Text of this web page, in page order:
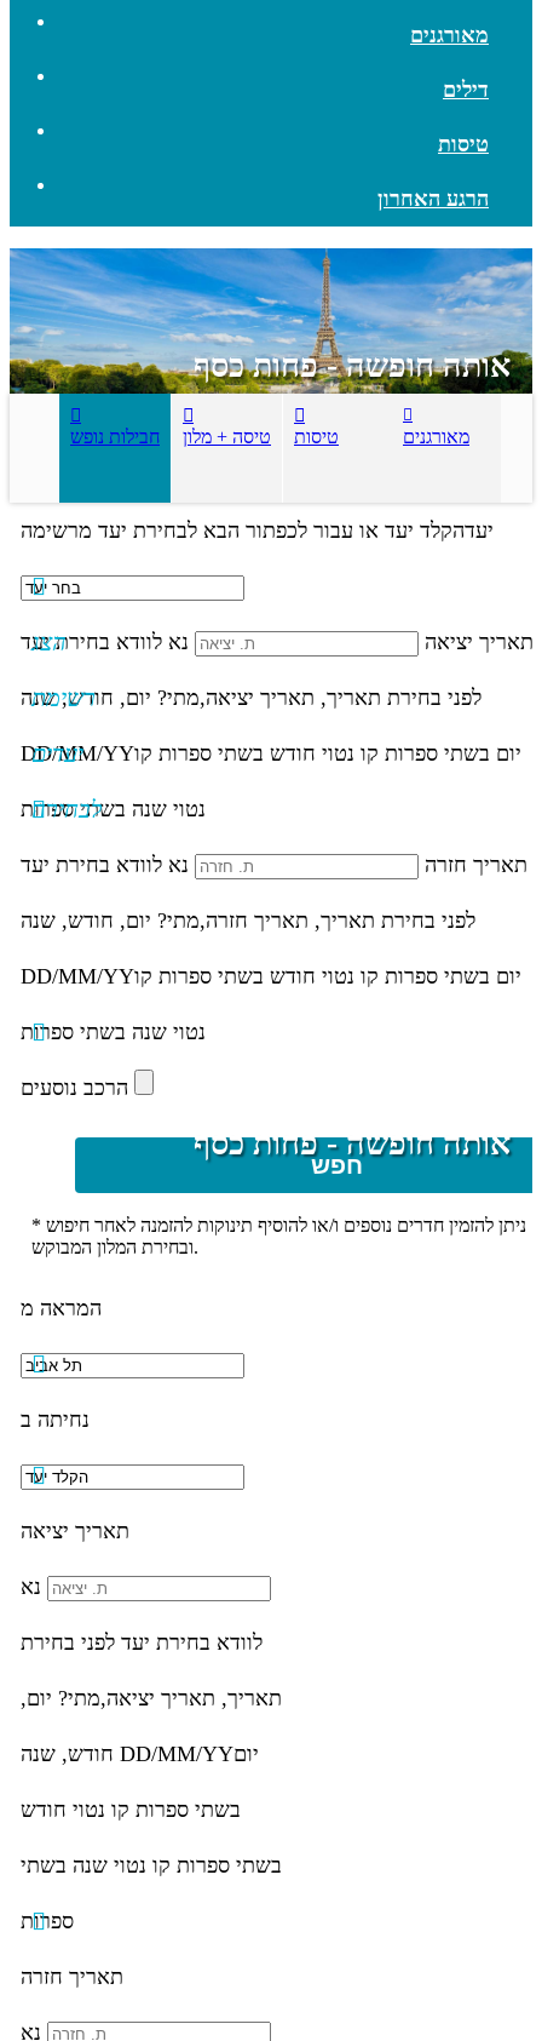
מאורגנים
דילים
טיסות
הרגע האחרון
חבילות נופש טיסה + מלון טיסות מאורגנים
אותה חופשה - פחות כסף
יעדהקלד יעד או עבור לכפתור הבא לבחירת יעד מרשימה
הצג
רשימת
יעדים
לבחירה
תאריך יציאה נא לוודא בחירת יעד
לפני בחירת תאריך, תאריך יציאה,מתי? יום, חודש, שנה
DD/MM/YYיום בשתי ספרות קו נטוי חודש בשתי ספרות קו
נטוי שנה בשתי ספרות
תאריך חזרה נא לוודא בחירת יעד
לפני בחירת תאריך, תאריך חזרה,מתי? יום, חודש, שנה
DD/MM/YYיום בשתי ספרות קו נטוי חודש בשתי ספרות קו
נטוי שנה בשתי ספרות
הרכב נוסעים
חפש
* ניתן להזמין חדרים נוספים ו/או להוסיף תינוקות להזמנה לאחר חיפוש
ובחירת המלון המבוקש.
אותה חופשה - פחות כסף
המראה מ
נחיתה ב
תאריך יציאה
נא
לוודא בחירת יעד לפני בחירת
תאריך, תאריך יציאה,מתי? יום,
DD/MM/YYיום
בשתי ספרות קו נטוי חודש
בשתי ספרות קו נטוי שנה בשתי
ספרות
תאריך חזרה
נא